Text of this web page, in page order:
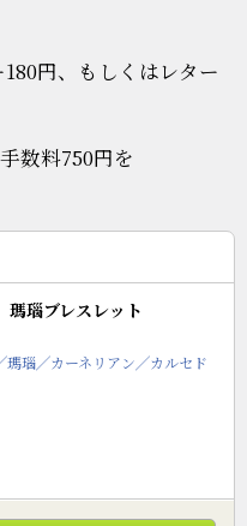
円、もしくはレター
数料750円を
瑙ブレスレット
瑪瑙╱カーネリアン╱カルセド